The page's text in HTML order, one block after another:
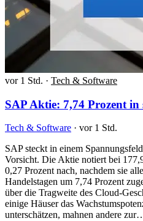
vor 1 Std. · Tech & Software
SAP Aktie: 7,74 Prozent in
Tech & Software · vor 1 Std.
SAP steckt in einem
Vorsicht. Die Aktie notiert bei
0,27 Prozent nach, nachdem sie
Handelstagen um 7,74 Prozent
über die Tragweite des Cloud-
einige Häuser das
unterschätzen, mahnen andere